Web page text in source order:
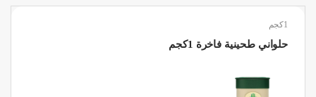
1كجم
حلواني طحينية فاخرة 1كجم